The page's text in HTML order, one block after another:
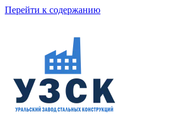
Перейти к содержанию